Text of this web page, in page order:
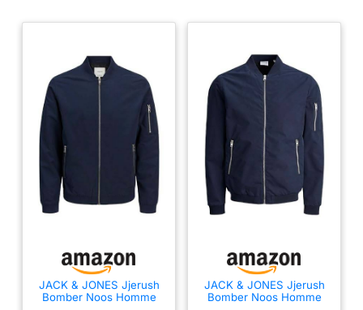
JACK & JONES Jjerush
Bomber Noos Homme
JACK & JONES Jjerush
Bomber Noos Homme